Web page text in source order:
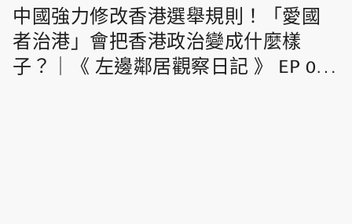
中國強力修改香港選舉規則！「愛國
者治港」會把香港政治變成什麼樣
子？｜《 左邊鄰居觀察日記 》 EP 041